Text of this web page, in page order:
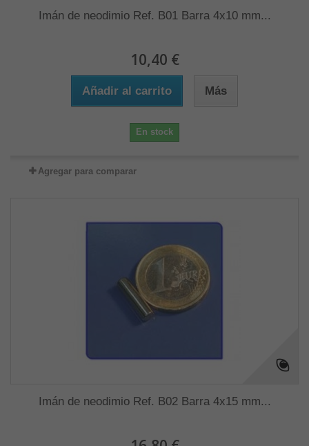
Imán de neodimio Ref. B01 Barra 4x10 mm...
10,40 €
Añadir al carrito Más
En stock
Agregar para comparar
Imán de neodimio Ref. B02 Barra 4x15 mm...